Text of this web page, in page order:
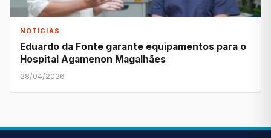
NOTÍCIAS
Eduardo da Fonte garante equipamentos para o
Hospital Agamenon Magalhães
28/04/2026